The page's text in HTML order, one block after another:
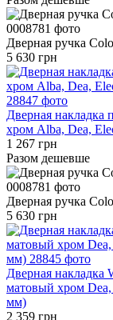
Дверная ручка
5 630 грн
Дверная накладка
хром Alba, Dea,
1 267 грн
Разом дешевше
Дверная ручка
5 630 грн
Дверная накладка
матовый хром
мм)
2 359 грн